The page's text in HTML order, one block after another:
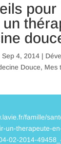
pour
Sep 4, 2014|
Douce, Mes
famille/
un-therapeute-
02-2014-